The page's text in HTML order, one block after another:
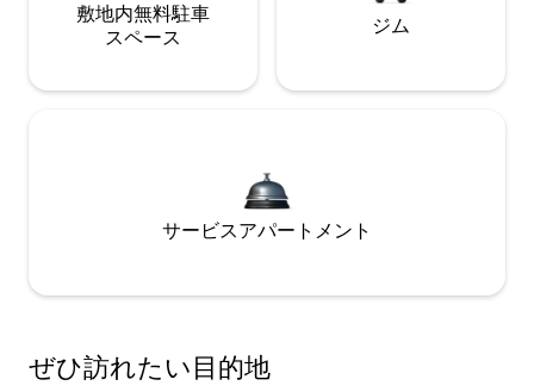
敷地内無料駐⁠車
ス⁠ペ⁠ー⁠ス
ジム
サービスアパートメント
ぜひ訪⁠れ⁠た⁠い目⁠的⁠地